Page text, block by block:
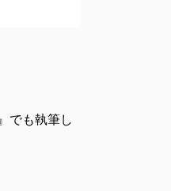
でも執筆し